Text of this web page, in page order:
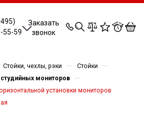
55-59
Заказать
звонок
0 0 0 0
Стойки, чехлы, рэки — Стойки —
мониторов —
установки мониторов